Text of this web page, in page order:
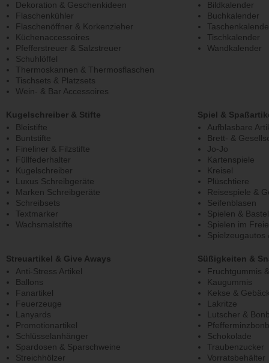
Dekoration & Geschenkideen
Flaschenkühler
Flaschenöffner & Korkenzieher
Küchenaccessoires
Pfefferstreuer & Salzstreuer
Schuhlöffel
Thermoskannen & Thermosflaschen
Tischsets & Platzsets
Wein- & Bar Accessoires
Bildkalender
Buchkalender
Tischkalender
Wandkalender
Kugelschreiber & Stifte
Bleistifte
Buntstifte
Fineliner & Filzstifte
Füllfederhalter
Kugelschreiber
Luxus Schreibgeräte
Marken Schreibgeräte
Schreibsets
Textmarker
Wachsmalstifte
Spiel &
Aufblasbare
Brett- &
Jo-Jo
Kartenspiele
Kreisel
Plüschtiere
Reisespiele &
Seifenblasen
Spielen &
Spielen im
Spielzeugautos
Streuartikel & Give Aways
Anti-Stress Artikel
Ballons
Fanartikel
Feuerzeuge
Lanyards
Promotionartikel
Schlüsselanhänger
Spardosen & Sparschweine
Streichhölzer
Süßigkeiten &
Fruchtgummis
Kaugummis
Kekse &
Lakritze
Lutscher &
Schokolade
Traubenzucker
Vorratsbehälter